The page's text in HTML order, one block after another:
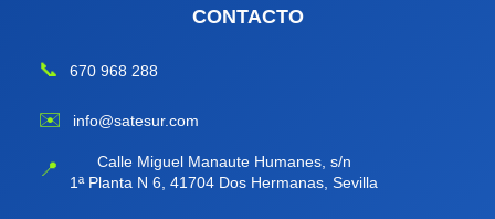
CONTACTO
📞 670 968 288
✉️ info@satesur.com
📍
Calle Miguel Manaute Humanes, s/n
1ª Planta N 6, 41704 Dos Hermanas, Sevilla